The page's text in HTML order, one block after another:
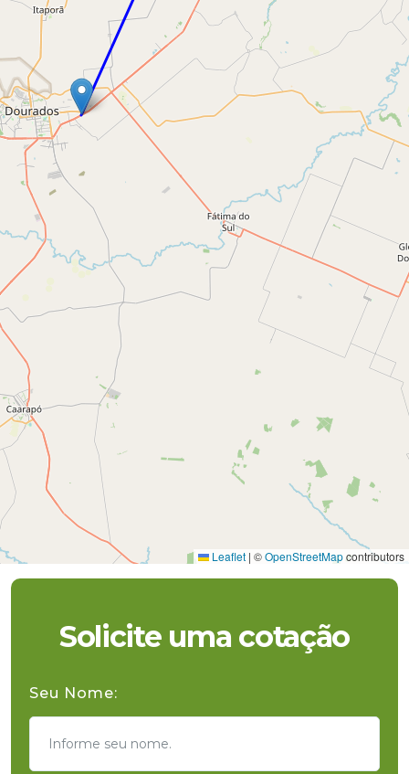
Leaflet | ©OpenStreetMapcontributors
Solicite uma cotação
Seu Nome: